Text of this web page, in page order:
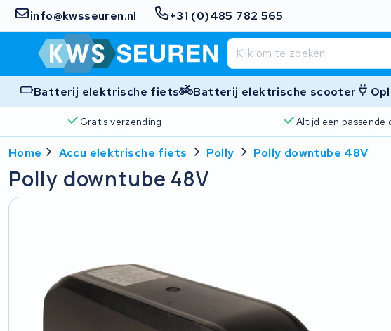
info@kwsseuren.nl +31 (0)485 782 565
Batterij elektrische fiets Batterij elektrische scooter
Gratis verzending Altijd een passende
Home Accu elektrische fiets Polly Polly downtube 48V
Polly downtube 48V